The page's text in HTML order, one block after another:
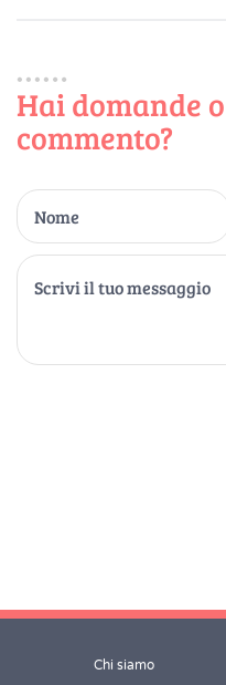
Hai domande
commento?
Chi siamo